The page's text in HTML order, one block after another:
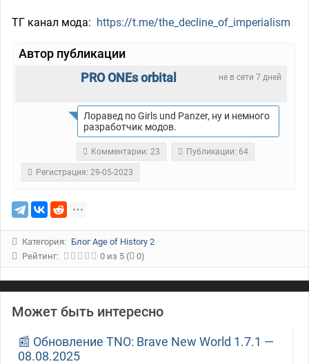
ТГ канал мода: https://t.me/the_decline_of_imperialism
Автор публикации
не в сети 7 дней
PRO ONEs orbital
Лоравед по Girls und Panzer, ну и немного
разработчик модов.
Комментарии: 23 Публикации: 64
Регистрация: 29-05-2023
Категория: Блог Age of History 2
Рейтинг:
0 из 5 ( 0)
Может быть интересно
📰 Обновление TNO: Brave New World 1.7.1 —
08.08.2025